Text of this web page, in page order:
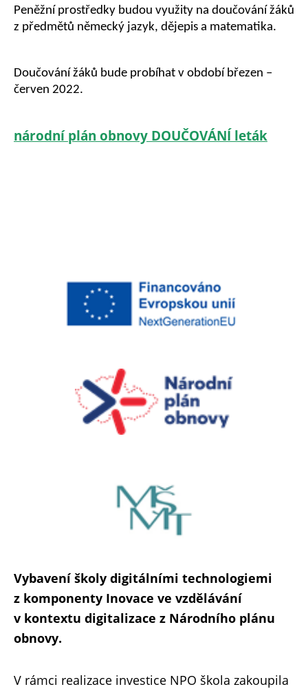
Peněžní prostředky budou využity na doučování žáků
z předmětů německý jazyk, dějepis a matematika.
Doučování žáků bude probíhat v období březen –
červen 2022.
národní plán obnovy DOUČOVÁNÍ leták
Vybavení školy digitálními technologiemi
z komponenty Inovace ve vzdělávání
v kontextu digitalizace z Národního plánu
obnovy.
V rámci realizace investice NPO škola zakoupila